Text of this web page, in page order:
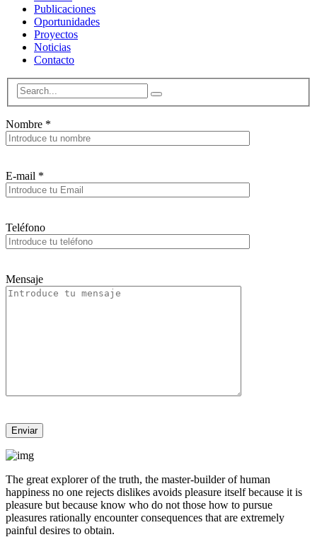
Publicaciones
Oportunidades
Proyectos
Noticias
Contacto
Nombre *
E-mail *
Teléfono
Mensaje
The great explorer of the truth, the master-builder of human
happiness no one rejects dislikes avoids pleasure itself because it is
pleasure but because know who do not those how to pursue
pleasures rationally encounter consequences that are extremely
painful desires to obtain.